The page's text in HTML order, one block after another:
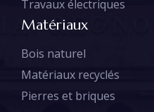
Travaux électriques
Matériaux
Bois naturel
Matériaux recyclés
Pierres et briques